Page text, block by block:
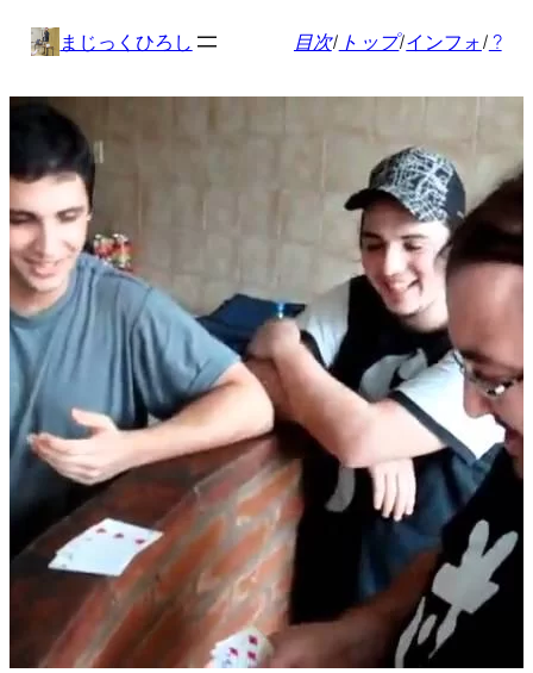
ス
ッ
プ
まじっくひろし 目次/ トップ/インフォ/ ?